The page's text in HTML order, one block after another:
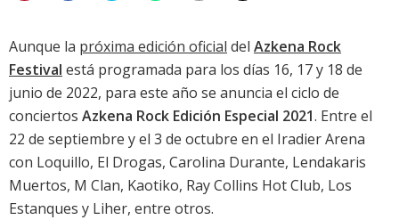
Aunque la próxima edición oficial del Azkena Rock
Festival está programada para los días 16, 17 y 18 de
junio de 2022, para este año se anuncia el ciclo de
conciertos Azkena Rock Edición Especial 2021. Entre el
22 de septiembre y el 3 de octubre en el Iradier Arena
con Loquillo, El Drogas, Carolina Durante, Lendakaris
Muertos, M Clan, Kaotiko, Ray Collins Hot Club, Los
Estanques y Liher, entre otros.